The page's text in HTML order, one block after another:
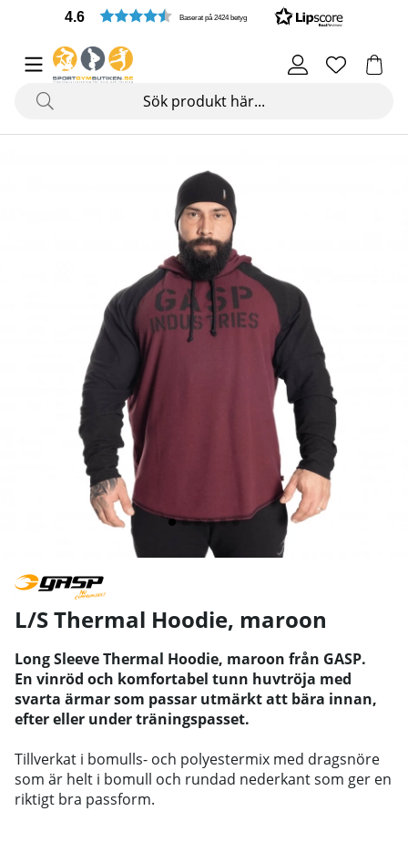
4.6 Baserat på 2424 betyg
L/S Thermal Hoodie, maroon
Long Sleeve Thermal Hoodie, maroon från GASP.
En vinröd och komfortabel tunn huvtröja med
svarta ärmar som passar utmärkt att bära innan,
efter eller under träningspasset.
Tillverkat i bomulls- och polyestermix med dragsnöre
som är helt i bomull och rundad nederkant som ger en
riktigt bra passform.